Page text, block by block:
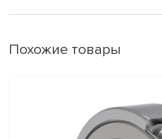
Похожие товары